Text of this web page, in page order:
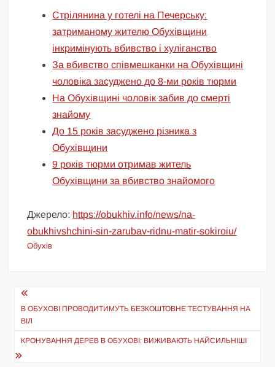
Стрілянина у готелі на Печерську:
затриманому жителю Обухівщини
інкримінують вбивство і хуліганство
За вбивство співмешканки на Обухівщині
чоловіка засуджено до 8-ми років тюрми
На Обухівщині чоловік забив до смерті
знайому
До 15 років засуджено різника з
Обухівщини
9 років тюрми отримав житель
Обухівщини за вбивство знайомого
Джерело: https://obukhiv.info/news/na-
obukhivshchini-sin-zarubav-ridnu-matir-sokiroiu/
Обухів
Навігація
записів
В ОБУХОВІ ПРОВОДИТИМУТЬ БЕЗКОШТОВНЕ ТЕСТУВАННЯ НА
ВІЛ
КРОНУВАННЯ ДЕРЕВ В ОБУХОВІ: ВИЖИВАЮТЬ НАЙСИЛЬНІШІ